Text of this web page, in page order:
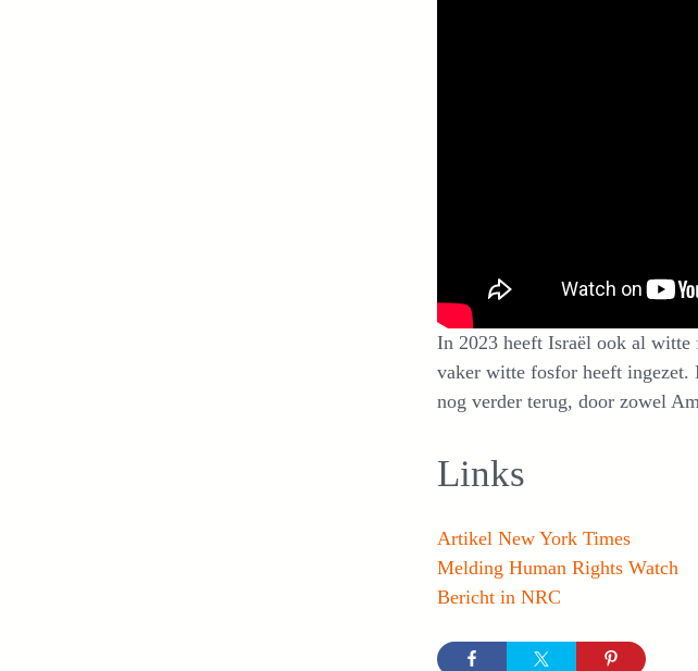
In 2023 heeft Israël ook al witte
vaker witte fosfor heeft
nog verder terug, door zowel
Links
Artikel New York Times
Melding Human Rights Watch
Bericht in NRC